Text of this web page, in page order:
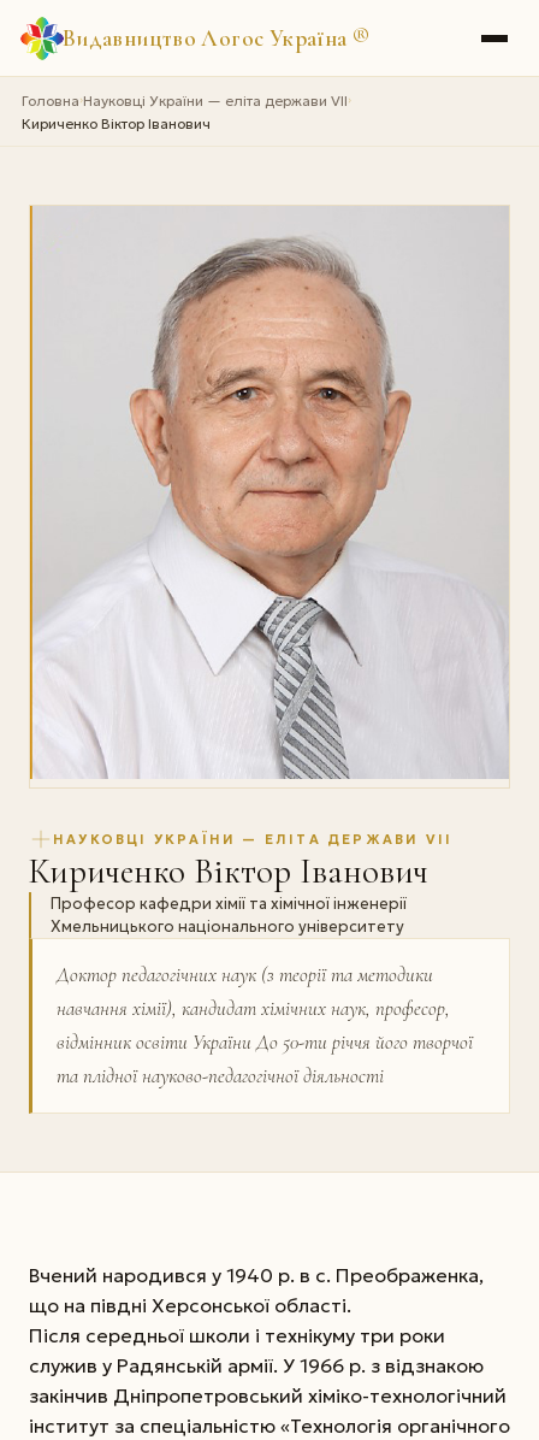
Видавництво Логос Україна ®
Головна›Науковці України — еліта держави VII›
Кириченко Віктор Іванович
НАУКОВЦІ УКРАЇНИ — ЕЛІТА ДЕРЖАВИ VII
Кириченко Віктор Іванович
Професор кафедри хімії та хімічної інженерії
Хмельницького національного університету
Доктор педагогічних наук (з теорії та методики
навчання хімії), кандидат хімічних наук, професор,
відмінник освіти України До 50-ти річчя його творчої
та плідної науково-педагогічної діяльності
Вчений народився у 1940 р. в с. Преображенка,
що на півдні Херсонської області.
Після середньої школи і технікуму три роки
служив у Радянській армії. У 1966 р. з відзнакою
закінчив Дніпропетровський хіміко-технологічний
інститут за спеціальністю «Технологія органічного